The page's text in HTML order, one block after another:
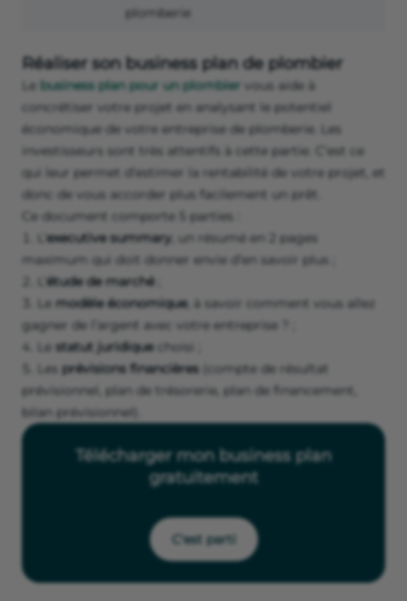
plomberie
Réaliser son business plan de plombier
Le business plan pour un plombier vous aide à
concrétiser votre projet en analysant le potentiel
économique de votre entreprise de plomberie. Les
investisseurs sont très attentifs à cette partie. C’est ce
qui leur permet d’estimer la rentabilité de votre projet, et
donc de vous accorder plus facilement un prêt.
Ce document comporte 5 parties :
executive summary , un résumé en 2 pages
maximum qui doit donner envie d’en savoir plus ;
étude de marché
Le modèle économique, à savoir comment vous allez
gagner de l’argent avec votre entreprise ? ;
Le statut juridiquechoisi ;
Les prévisions financières (compte de résultat
prévisionnel, plan de trésorerie, plan de financement,
bilan prévisionnel).
Télécharger mon business plan
gratuitement
C'est parti